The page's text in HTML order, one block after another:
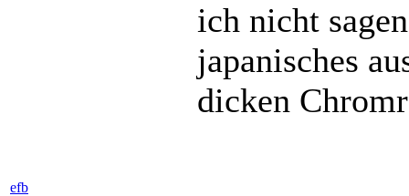
ich nicht
japanisches
dicken
efb